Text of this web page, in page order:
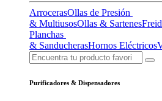
ArrocerasOllas de Presión
& MultiusosOllas & Sartenes
Planchas
& SanducherasHornos Eléctricos
Purificadores & Dispensadores